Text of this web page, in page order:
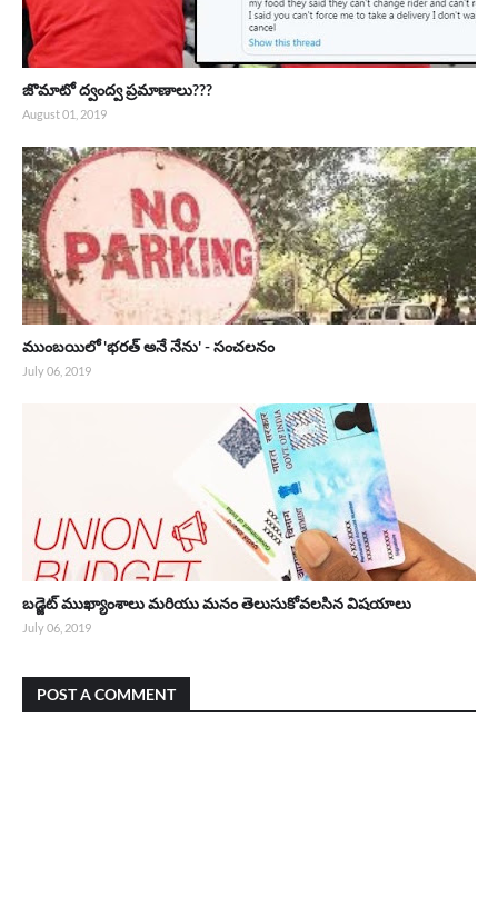
జొమాటో ద్వంద్వ ప్రమాణాలు???
August 01, 2019
ముంబయిలో 'భరత్ అనే నేను' - సంచలనం
July 06, 2019
బడ్జెట్ ముఖ్యాంశాలు మరియు మనం తెలుసుకోవలసిన విషయాలు
July 06, 2019
POST A COMMENT